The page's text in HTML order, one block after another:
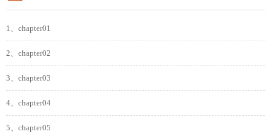
1、chapter01
2、chapter02
3、chapter03
4、chapter04
5、chapter05